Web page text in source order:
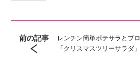
前の記事
レンチン簡単ポテサラとブ
「クリスマスツリーサラダ